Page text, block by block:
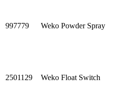
997779 Weko Powder Spray
2501129 Weko Float Switch